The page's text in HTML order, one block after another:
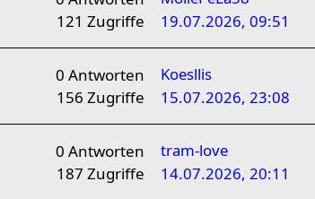
121Zugriffe
19.07.2026, 09:51
0Antworten
156Zugriffe
Koesllis
15.07.2026, 23:08
0Antworten
187Zugriffe
tram-love
14.07.2026, 20:11